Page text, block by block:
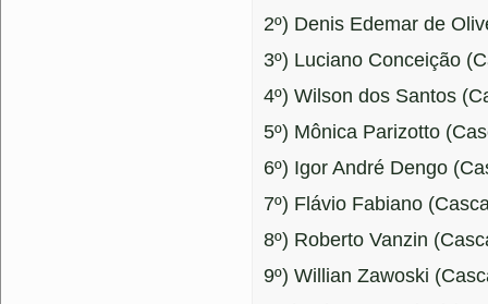
2º) Denis Edemar de
3º) Luciano Conceição
4º) Wilson dos Santos
5º) Mônica Parizotto
6º) Igor André Dengo
7º) Flávio Fabiano
8º) Roberto Vanzin
9º) Willian Zawoski